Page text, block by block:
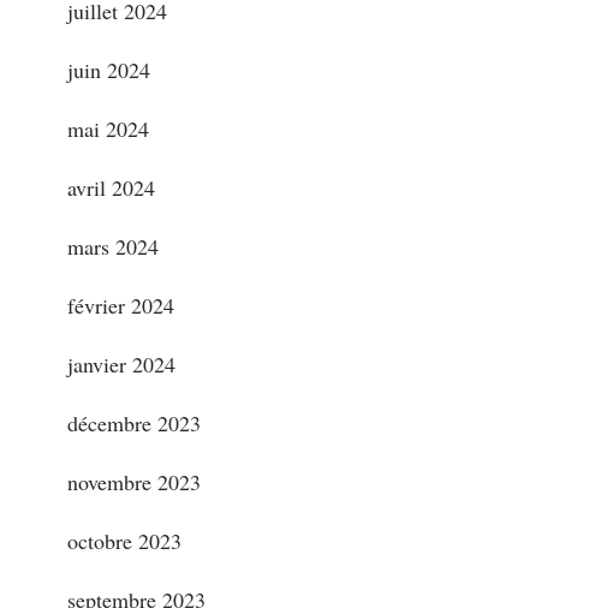
juillet 2024
juin 2024
mai 2024
avril 2024
mars 2024
février 2024
janvier 2024
décembre 2023
novembre 2023
octobre 2023
septembre 2023